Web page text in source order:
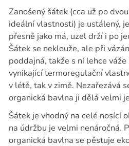
Zanošený šátek (cca už po
ideální vlastnosti) je ustálený,
přesně jako má, uzel drží i po
Šátek se neklouže, ale při
poddajná, takže s ní lehce
vynikající termoregulační
v létě, tak v zimě. Nezařezává
organická bavlna ji dělá velmi
Šátek je vhodný na celé nosící
na údržbu je velmi nenáročná.
organická bavlna se pěstuje